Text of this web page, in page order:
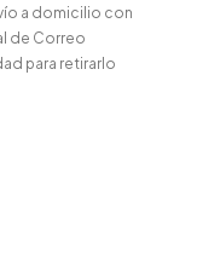
a domicilio con
de Correo
para retirarlo